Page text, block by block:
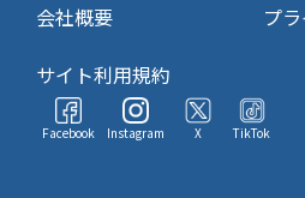
会社概要
プ
サイト利用規約
Facebook Instagram X TikTok